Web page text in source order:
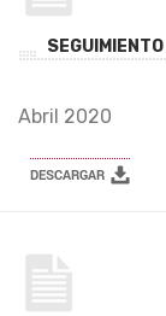
Abril 2020